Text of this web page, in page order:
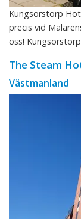
Kungsörstorp
precis vid
oss!
The Steam
Västmanland